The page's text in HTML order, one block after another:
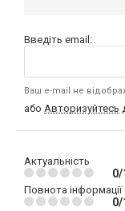
Введіть email:
Ваш e-mail не
або Авторизуйтесь
Актуальність
0/
Повнота інформації
0/